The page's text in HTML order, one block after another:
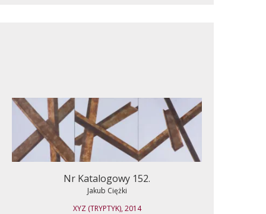
Nr Katalogowy 152.
Jakub Ciężki
XYZ (TRYPTYK), 2014